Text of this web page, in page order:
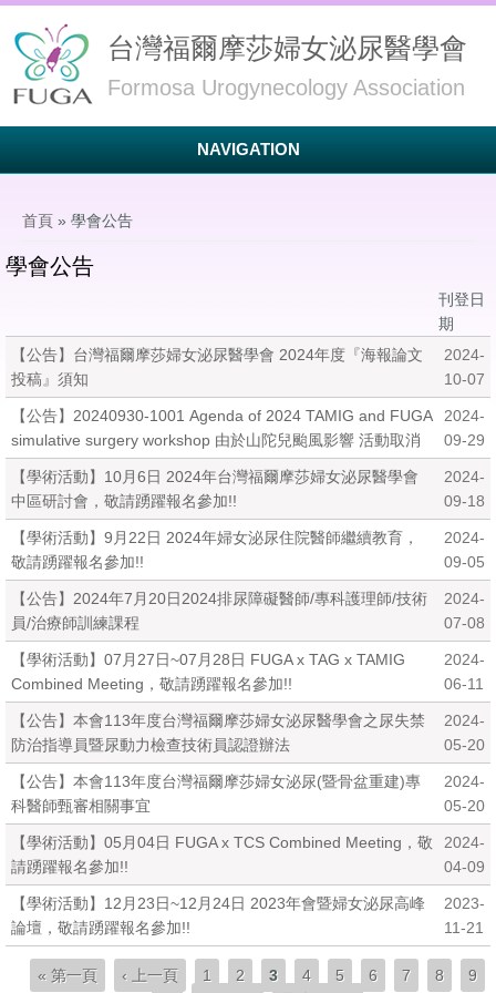
台灣福爾摩莎婦女泌尿醫學會
Formosa Urogynecology Association
NAVIGATION
首頁 » 學會公告
學會公告
刊登日
期
【公告】台灣福爾摩莎婦女泌尿醫學會 2024年度『海報論文
投稿』須知
2024-
10-07
【公告】20240930-1001 Agenda of 2024 TAMIG and FUGA
simulative surgery workshop 由於山陀兒颱風影響 活動取消
2024-
09-29
【學術活動】10月6日 2024年台灣福爾摩莎婦女泌尿醫學會
中區研討會，敬請踴躍報名參加!!
2024-
09-18
【學術活動】9月22日 2024年婦女泌尿住院醫師繼續教育，
敬請踴躍報名參加!!
2024-
09-05
【公告】2024年7月20日2024排尿障礙醫師/專科護理師/技術
員/治療師訓練課程
2024-
07-08
【學術活動】07月27日~07月28日 FUGA x TAG x TAMIG
Combined Meeting，敬請踴躍報名參加!!
2024-
06-11
【公告】本會113年度台灣福爾摩莎婦女泌尿醫學會之尿失禁
防治指導員暨尿動力檢查技術員認證辦法
2024-
05-20
【公告】本會113年度台灣福爾摩莎婦女泌尿(暨骨盆重建)專
科醫師甄審相關事宜
2024-
05-20
【學術活動】05月04日 FUGA x TCS Combined Meeting，敬
請踴躍報名參加!!
2024-
04-09
【學術活動】12月23日~12月24日 2023年會暨婦女泌尿高峰
論壇，敬請踴躍報名參加!!
2023-
11-21
頁面« 第一頁 ‹ 上一頁 1 2 3 4 5 6 7 8
9